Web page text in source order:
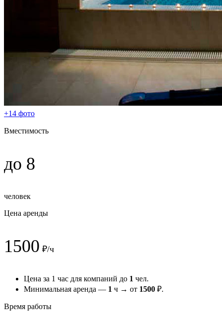
+14 фото
Вместимость
до 8
человек
Цена аренды
1500 ₽/ч
Цена за 1 час для компаний до 1 чел.
Минимальная аренда — 1 ч → от 1500 ₽.
Время работы